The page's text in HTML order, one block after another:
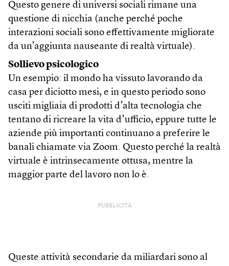
Questo genere di universi sociali rimane una
questione di nicchia (anche perché poche
interazioni sociali sono effettivamente migliorate
da un’aggiunta nauseante di realtà virtuale).
Sollievo psicologico
Un esempio: il mondo ha vissuto lavorando da
casa per diciotto mesi, e in questo periodo sono
usciti migliaia di prodotti d’alta tecnologia che
tentano di ricreare la vita d’ufficio, eppure tutte le
aziende più importanti continuano a preferire le
banali chiamate via Zoom. Questo perché la realtà
virtuale è intrinsecamente ottusa, mentre la
maggior parte del lavoro non lo è.
PUBBLICITÀ
Queste attività secondarie da miliardari sono al